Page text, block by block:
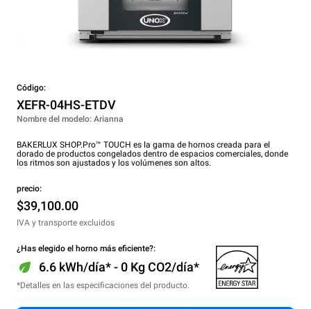
Código:
XEFR-04HS-ETDV
Nombre del modelo: Arianna
BAKERLUX SHOP.Pro™ TOUCH es la gama de hornos creada para el
dorado de productos congelados dentro de espacios comerciales, donde
los ritmos son ajustados y los volúmenes son altos.
precio:
$39,100.00
IVA y transporte excluidos
¿Has elegido el horno más eficiente?:
6.6 kWh/día* - 0 Kg CO2/día*
*Detalles en las especificaciones del producto.